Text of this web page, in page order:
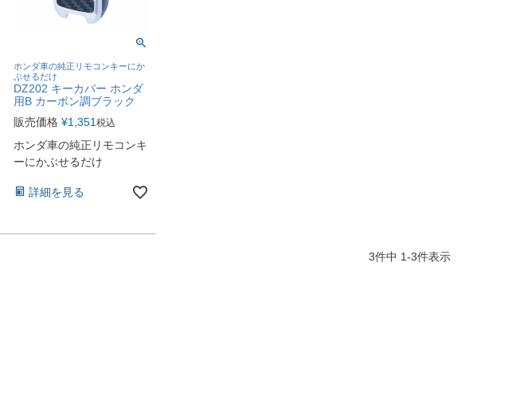
ホンダ車の純正リモコンキーにか
ぶせるだけ
DZ202 キーカバー ホンダ
用B カーボン調ブラック
販売価格 ¥1,351税込
ホンダ車の純正リモコンキ
ーにかぶせるだけ
詳細を見る
3件中 1-3件表示